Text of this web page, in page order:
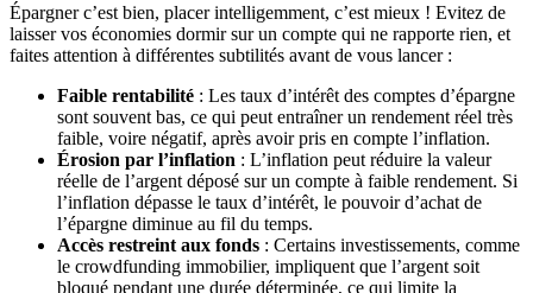
Épargner c’est bien, placer intelligemment, c’est mieux ! Evitez de
laisser vos économies dormir sur un compte qui ne rapporte rien, et
faites attention à différentes subtilités avant de vous lancer :
Faible rentabilité : Les taux d’intérêt des comptes d’épargne
sont souvent bas, ce qui peut entraîner un rendement réel très
faible, voire négatif, après avoir pris en compte l’inflation.
Érosion par l’inflation : L’inflation peut réduire la valeur
réelle de l’argent déposé sur un compte à faible rendement. Si
l’inflation dépasse le taux d’intérêt, le pouvoir d’achat de
l’épargne diminue au fil du temps.
Accès restreint aux fonds : Certains investissements, comme
le crowdfunding immobilier, impliquent que l’argent soit
bloqué pendant une durée déterminée, ce qui limite la